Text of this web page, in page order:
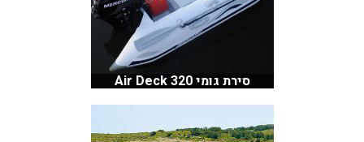
סירת גומי Air Deck 320